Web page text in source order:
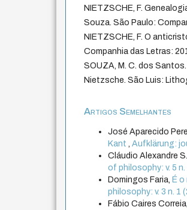
NIETZSCHE, F.
Souza. São Paulo:
NIETZSCHE, F. O
Companhia das Letras:
SOUZA, M. C. dos
Nietzsche. São Luis:
Artigos Semelhantes
José Aparecido
Kant
,Aufklärung:
Cláudio Alexandre
of philosophy: v. 5
Domingos Faria, É
philosophy: v. 3 n. 1
Fábio Caires